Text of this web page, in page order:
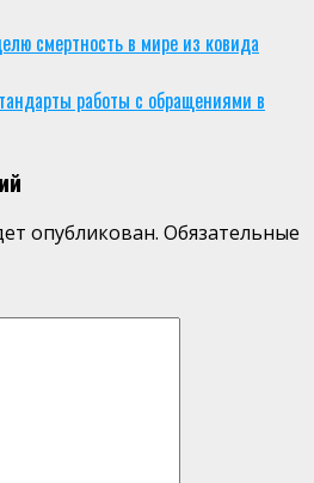
смертность в мире из ковида
работы с обращениями в
опубликован. Обязательные